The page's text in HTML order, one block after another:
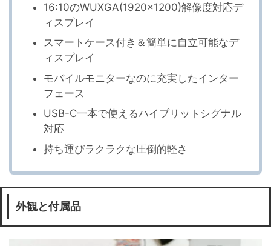
16:10のWUXGA(1920×1200)解像度対応デ
ィスプレイ
スマートケース付き＆簡単に自立可能なデ
ィスプレイ
モバイルモニターなのに充実したインター
フェース
USB-C一本で使えるハイブリットシグナル
対応
持ち運びラクラクな圧倒的軽さ
外観と付属品